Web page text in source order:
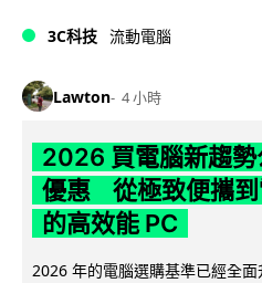
3C科技 流動電腦
Lawton 4 小時
2026 買電腦新趨
優惠 從極致便攜到
的高效能 PC
2026 年的電腦選購基準已經全